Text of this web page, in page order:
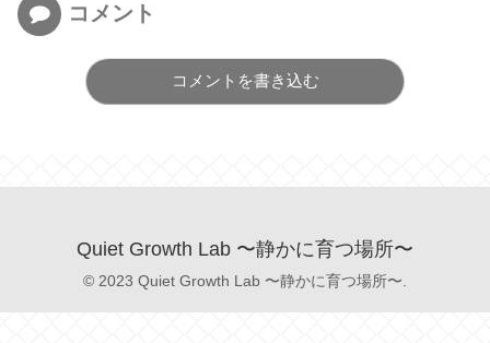
コメント
コメントを書き込む
Quiet Growth Lab 〜静かに育つ場所〜
© 2023 Quiet Growth Lab 〜静かに育つ場所〜.